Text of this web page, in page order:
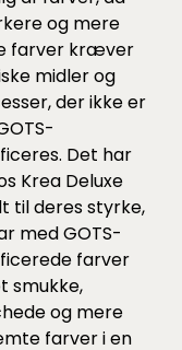
og mere
farver kræver
midler og
der ikke er
Det har
Krea Deluxe
til deres styrke,
med GOTS-
farver
smukke,
og mere
farver i en